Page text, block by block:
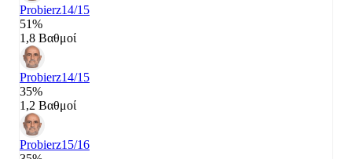
Probierz14/15
51%
1,8 Βαθμοί
Probierz14/15
35%
1,2 Βαθμοί
Probierz15/16